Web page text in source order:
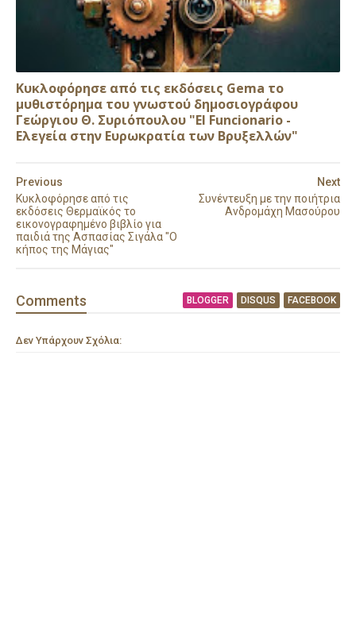
Κυκλοφόρησε από τις εκδόσεις Gema το
μυθιστόρημα του γνωστού δημοσιογράφου
Γεώργιου Θ. Συριόπουλου "El Funcionario -
Ελεγεία στην Ευρωκρατία των Βρυξελλών"
Next
Συνέντευξη με την ποιήτρια
Ανδρομάχη Μασούρου
Previous
Κυκλοφόρησε από τις
εκδόσεις Θερμαϊκός το
εικονογραφημένο βιβλίο για
παιδιά της Ασπασίας Σιγάλα "Ο
κήπος της Μάγιας"
Comments BLOGGER DISQUS FACEBOOK
Δεν Υπάρχουν Σχόλια: